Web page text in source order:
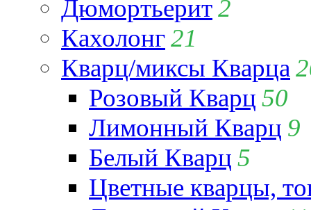
Дюмортьерит2
Кахолонг21
Кварц/миксы Кварца
Розовый Кварц 50
Лимонный Кварц 9
Белый Кварц 5
Цветные кварцы,